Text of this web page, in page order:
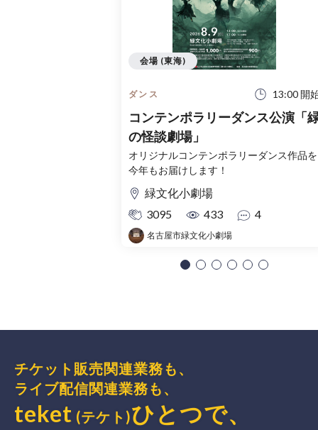
ダンス 13:00 開
コンテンポラリーダンス公演「
の怪談劇場」
オリジナルコンテンポラリーダンス作品を
今年もお届けします！
緑文化小劇場
3095
433 4
名古屋市緑文化小劇場
会場 (東海)
チケット販売関連業務も、
ライブ配信関連業務も、
teket (テケト)ひとつで、